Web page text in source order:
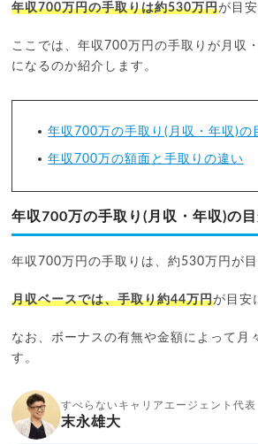
年収700万円の手取りは約530万円が目
ここでは、年収700万円の手取りが月収
になるのか紹介します。
年収700万の手取り(月収・年収)の
年収700万の額面と手取りの違い
年収700万の手取り(月収・年収)の
年収700万円の手取りは、約530万円が目
月収ベースでは、手取り約44万円が目安
なお、ボーナスの有無や金額によって月
す。
すべらないキャリアエージェント代表
末永雄大